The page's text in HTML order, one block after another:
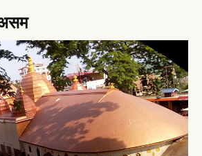
असम